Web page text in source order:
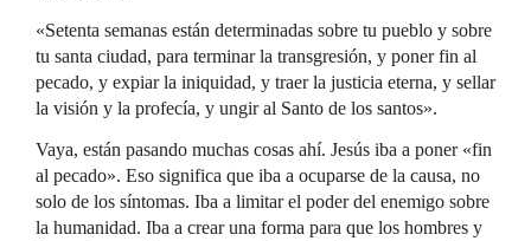
«Setenta semanas están determinadas sobre tu pueblo y sobre
tu santa ciudad, para terminar la transgresión, y poner fin al
pecado, y expiar la iniquidad, y traer la justicia eterna, y sellar
la visión y la profecía, y ungir al Santo de los santos».
Vaya, están pasando muchas cosas ahí. Jesús iba a poner «fin
al pecado». Eso significa que iba a ocuparse de la causa, no
solo de los síntomas. Iba a limitar el poder del enemigo sobre
la humanidad. Iba a crear una forma para que los hombres y